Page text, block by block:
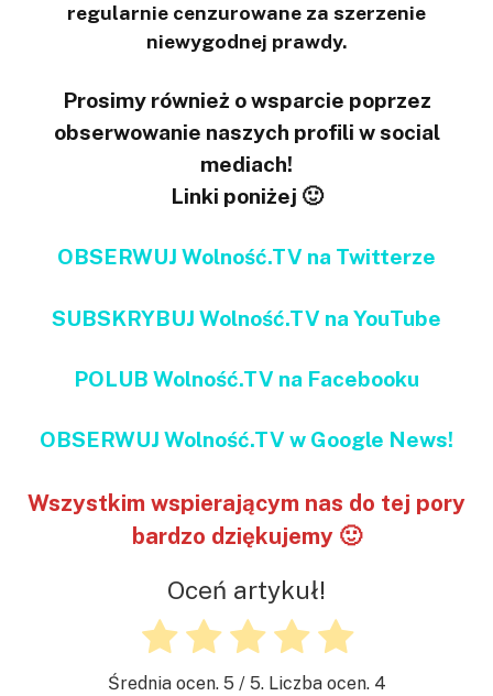
regularnie cenzurowane za szerzenie
niewygodnej prawdy.
Prosimy również o wsparcie poprzez
obserwowanie naszych profili w social
mediach!
Linki poniżej 🙂
OBSERWUJ Wolność.TV na Twitterze
SUBSKRYBUJ Wolność.TV na YouTube
POLUB Wolność.TV na Facebooku
OBSERWUJ Wolność.TV w Google News!
Wszystkim wspierającym nas do tej pory
bardzo dziękujemy 🙂
Oceń artykuł!
Średnia ocen. 5 / 5. Liczba ocen. 4